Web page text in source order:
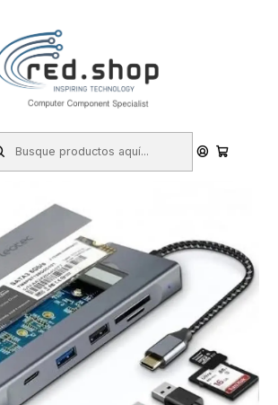
Haga Click Aqui
Periféricos Docking Station
Station USB C 8 en 1 con Ranura SSD M.2 -
100W - USB 3.2 y USB C 10Gbps - Lector